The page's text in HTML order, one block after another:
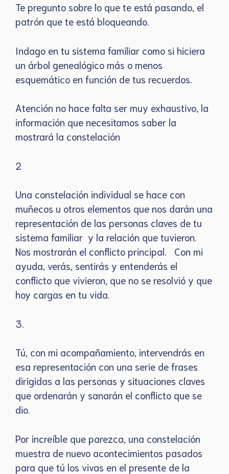
Te pregunto sobre lo que te está pasando, el
patrón que te está bloqueando.
Indago en tu sistema familiar como si hiciera
un árbol genealógico más o menos
esquemático en función de tus recuerdos.
Atención no hace falta ser muy exhaustivo, la
información que necesitamos saber la
mostrará la constelación
2
Una constelación individual se hace con
muñecos u otros elementos que nos darán una
representación de las personas claves de tu
sistema familiar y la relación que tuvieron.
Nos mostrarán el conflicto principal. Con mi
ayuda, verás, sentirás y entenderás el
conflicto que vivieron, que no se resolvió y que
hoy cargas en tu vida.
3.
Tú, con mi acompañamiento, intervendrás en
esa representación con una serie de frases
dirigidas a las personas y situaciones claves
que ordenarán y sanarán el conflicto que se
dio.
Por increíble que parezca, una constelación
muestra de nuevo acontecimientos pasados
para que tú los vivas en el presente de la